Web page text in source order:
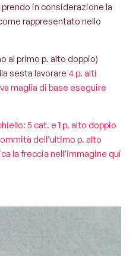
in considerazione la
rappresentato nello
al primo p. alto doppio)
sesta lavorare 4 p. alti
maglia di base eseguire
5 cat. e 1 p. alto doppio
dell’ultimo p. alto
la freccia nell’immagine qui